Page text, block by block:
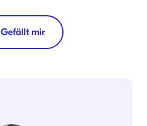
Gefällt mir